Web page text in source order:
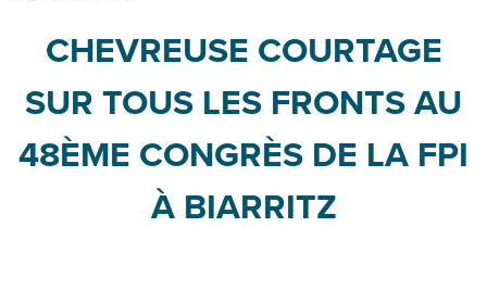
CHEVREUSE COURTAGE
SUR TOUS LES FRONTS AU
48ÈME CONGRÈS DE LA FPI
À BIARRITZ